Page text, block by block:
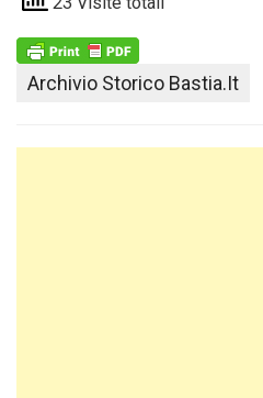
Archivio Storico Bastia.it